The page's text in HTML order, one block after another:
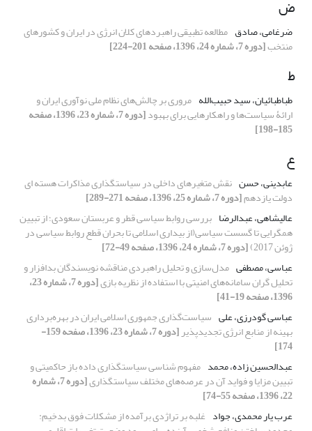
ض
ضرغامی، صادق مطالعه تطبیقی راهبردهای کلان انرژی در ایران و کشورهای
منتخب[دوره 7، شماره 24، 1396، صفحه 201-224]
ط
طباطبائیان، سید حبیب‌الله مروری بر چالش‌های نظام ملی نوآوری ایران و
ارائۀ سیاست‌ها و راهکارهایی برای بهبود [دوره 7، شماره 23، 1396، صفحه
185-198]
ع
عابدینی، حسن نقش متغیرهای داخلی در سیاستگذاری مذاکرات هسته ای
دولت یازدهم[دوره 7، شماره 25، 1396، صفحه 271-289]
عالیشاهی، عبدالرضا بررسی روابط سیاسی قطر و عربستان سعودی؛ از تبیین
همگرایی تا گسست سیاسی(از بیداری اسلامی تا بحران قطع روابط سیاسی در
ژوئن 2017)
[دوره 7، شماره 24، 1396، صفحه 49-72]
عباسی، مصطفی مدل‌سازی و تحلیل راهبردی مناقشه نویسندگان بدافزار و
تحلیل گران سامانه‌های امنیتی با استفاده از نظریه بازی [دوره 7، شماره 23،
1396، صفحه 19-41]
عباسی گودرزی، علی سیاست‌گذاری جمهوری اسلامی ایران در بهره‌برداری
بهینه از منابع انرژی تجدیدپذیر [دوره 7، شماره 23، 1396، صفحه 159-
174]
عبدالحسین زاده، محمد مفهوم شناسی سیاستگذاری داده باز حاکمیتی و
تبیین مزایا و فواید آن در عرصه‌های مختلف سیاستگذاری [دوره 7، شماره
22، 1396، صفحه 55-74]
عرب یار محمدی، جواد غلبه بر تراژدی برآمده از مشکلات فوق بدخیم: